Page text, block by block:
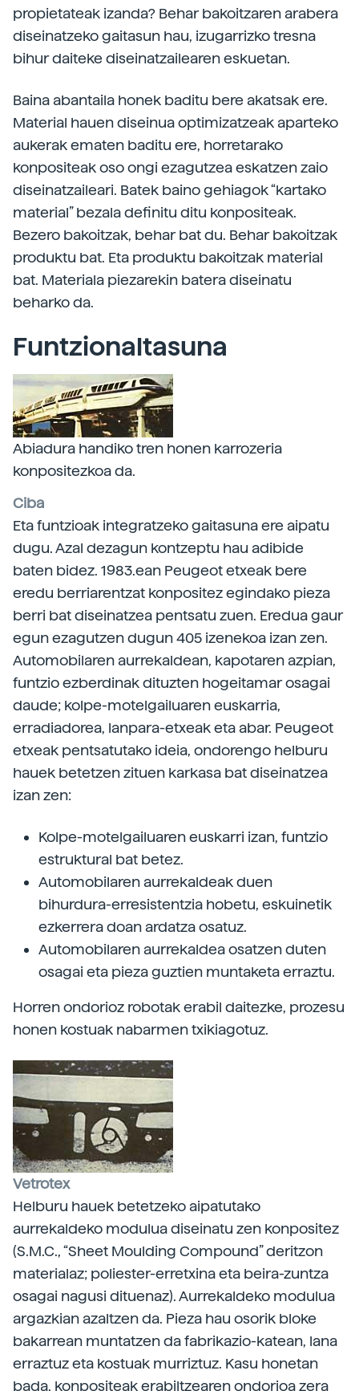
propietateak izanda? Behar bakoitzaren arabera
diseinatzeko gaitasun hau, izugarrizko tresna
bihur daiteke diseinatzailearen eskuetan.
Baina abantaila honek baditu bere akatsak ere.
Material hauen diseinua optimizatzeak aparteko
aukerak ematen baditu ere, horretarako
konpositeak oso ongi ezagutzea eskatzen zaio
diseinatzaileari. Batek baino gehiagok “kartako
material” bezala definitu ditu konpositeak.
Bezero bakoitzak, behar bat du. Behar bakoitzak
produktu bat. Eta produktu bakoitzak material
bat. Materiala piezarekin batera diseinatu
beharko da.
Funtzionaltasuna
Abiadura handiko tren honen karrozeria
konpositezkoa da.
Ciba
Eta funtzioak integratzeko gaitasuna ere aipatu
dugu. Azal dezagun kontzeptu hau adibide
baten bidez. 1983.ean Peugeot etxeak bere
eredu berriarentzat konpositez egindako pieza
berri bat diseinatzea pentsatu zuen. Eredua gaur
egun ezagutzen dugun 405 izenekoa izan zen.
Automobilaren aurrekaldean, kapotaren azpian,
funtzio ezberdinak dituzten hogeitamar osagai
daude; kolpe-motelgailuaren euskarria,
erradiadorea, lanpara-etxeak eta abar. Peugeot
etxeak pentsatutako ideia, ondorengo helburu
hauek betetzen zituen karkasa bat diseinatzea
izan zen:
Kolpe-motelgailuaren euskarri izan, funtzio
estruktural bat betez.
Automobilaren aurrekaldeak duen
bihurdura-erresistentzia hobetu, eskuinetik
ezkerrera doan ardatza osatuz.
Automobilaren aurrekaldea osatzen duten
osagai eta pieza guztien muntaketa erraztu.
Horren ondorioz robotak erabil daitezke, prozesu
honen kostuak nabarmen txikiagotuz.
Vetrotex
Helburu hauek betetzeko aipatutako
aurrekaldeko modulua diseinatu zen konpositez
(S.M.C., “Sheet Moulding Compound” deritzon
materialaz; poliester-erretxina eta beira-zuntza
osagai nagusi dituenaz). Aurrekaldeko modulua
argazkian azaltzen da. Pieza hau osorik bloke
bakarrean muntatzen da fabrikazio-katean, lana
erraztuz eta kostuak murriztuz. Kasu honetan
bada, konpositeak erabiltzearen ondorioa zera